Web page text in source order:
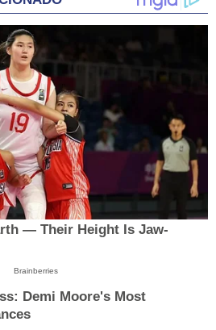
— Their Height Is Jaw-
Brainberries
Demi Moore's Most